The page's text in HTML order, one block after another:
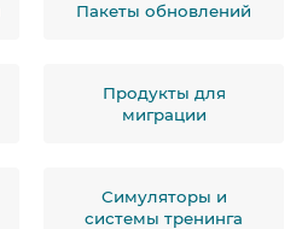
Пакеты обновлений
Продукты для
миграции
Симуляторы и
системы тренинга